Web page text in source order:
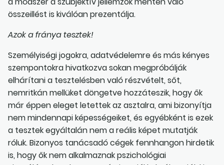
összeillést is kiválóan prezentálja.
Azok a fránya tesztek!
Személyiségi jogokra, adatvédelemre és más kényes
szempontokra hivatkozva sokan megpróbálják
elhárítani a tesztelésben való részvételt, sőt,
nemritkán mellüket döngetve hozzáteszik, hogy ők
már éppen eleget letettek az asztalra, ami bizonyítja
nem mindennapi képességeiket, és egyébként is ezek
a tesztek egyáltalán nem a reális képet mutatják
róluk. Bizonyos tanácsadó cégek fennhangon hirdetik
is, hogy ők nem alkalmaznak pszichológiai